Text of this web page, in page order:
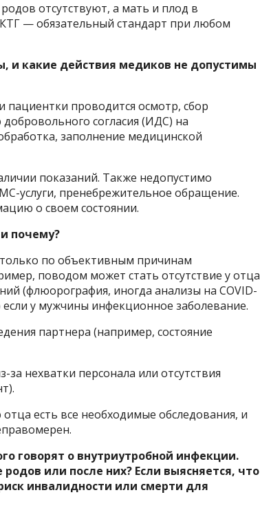
отсутствуют, а мать и плод в
— обязательный стандарт при любом
и какие действия медиков не допустимы
пациентки проводится осмотр, сбор
согласия (ИДС) на
заполнение медицинской
показаний. Также недопустимо
услуги, пренебрежительное обращение.
о своем состоянии.
почему?
по объективным причинам
поводом может стать отсутствие у отца
(флюорография, иногда анализы на COVID-
у мужчины инфекционное заболевание.
партнера (например, состояние
нехватки персонала или отсутствия
есть все необходимые обследования, и
говорят о внутриутробной инфекции.
или после них? Если выясняется, что
инвалидности или смерти для